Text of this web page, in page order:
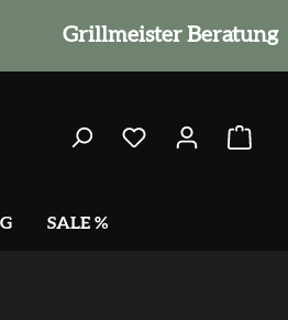
Grillmeister Beratung
SALE %